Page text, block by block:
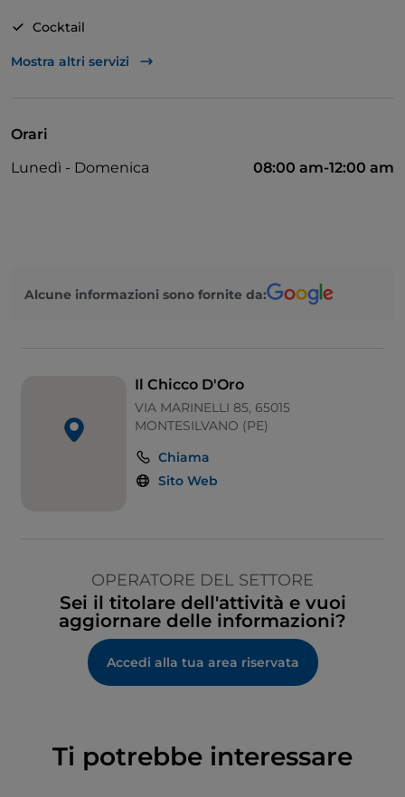
internazionali. Siamo il luogo ideale per i vostri
aperitivi, pause pranzo, serate karaoke e molto altro.
Cocktail
Mastercard
Mostra altri servizi
Orari
Lunedì - Domenica
08:00 am-12:00 am
Alcune informazioni sono fornite da:
Il Chicco D'Oro
VIA MARINELLI 85, 65015
MONTESILVANO (PE)
Chiama
Sito Web
OPERATORE DEL SETTORE
Sei il titolare dell'attività e vuoi
aggiornare delle informazioni?
Accedi alla tua area riservata
Ti potrebbe interessare